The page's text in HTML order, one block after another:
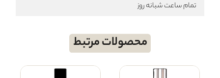
تمام ساعت شبانه روز
محصولات مرتبط